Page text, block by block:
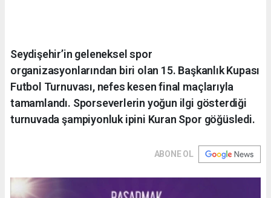
Seydişehir’in geleneksel spor
organizasyonlarından biri olan 15. Başkanlık Kupası
Futbol Turnuvası, nefes kesen final maçlarıyla
tamamlandı. Sporseverlerin yoğun ilgi gösterdiği
turnuvada şampiyonluk ipini Kuran Spor göğüsledi.
ABONE OL